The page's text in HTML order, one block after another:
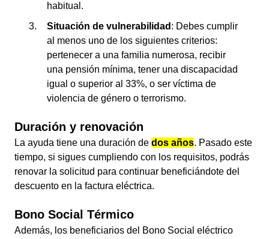
habitual.
Situación de vulnerabilidad : Debes cumplir
al menos uno de los siguientes criterios:
pertenecer a una familia numerosa, recibir
una pensión mínima, tener una discapacidad
igual o superior al 33%, o ser víctima de
violencia de género o terrorismo.
Duración y renovación
La ayuda tiene una duración de dos años. Pasado este
tiempo, si sigues cumpliendo con los requisitos, podrás
renovar la solicitud para continuar beneficiándote del
descuento en la factura eléctrica.
Bono Social Térmico
Además, los beneficiarios del Bono Social eléctrico